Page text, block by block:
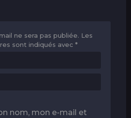
ne sera pas publiée. Les
sont indiqués avec *
nom, mon e-mail et